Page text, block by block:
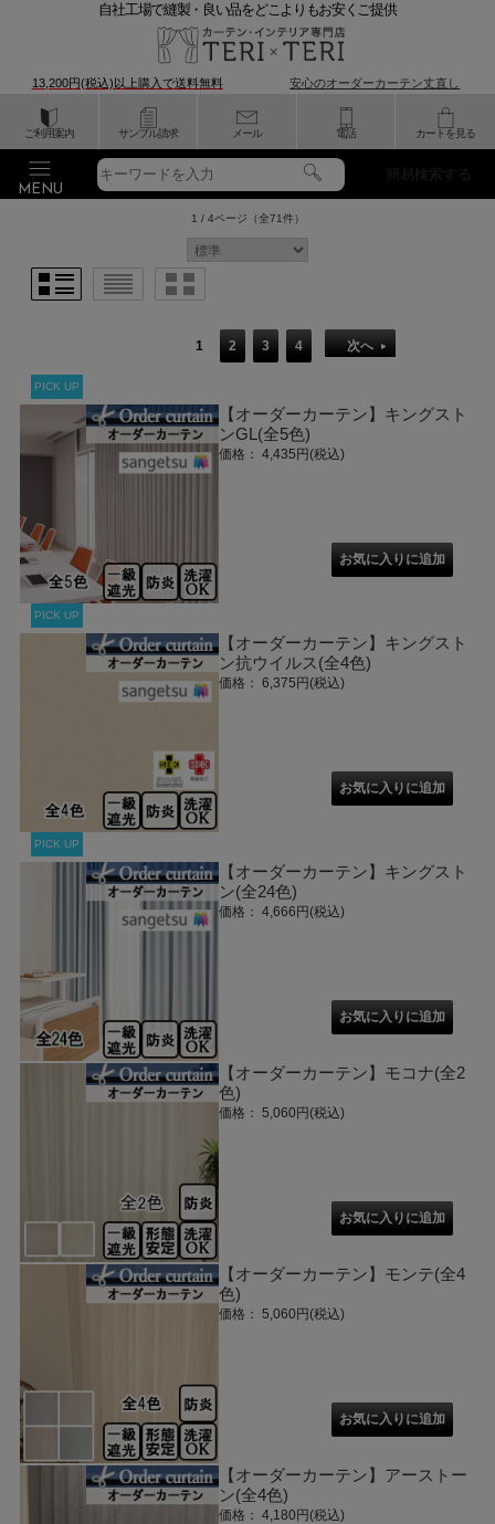
ご利用案内 サンプル請求 メール 電話 カートを見る
自社工場で縫製・良い品をどこよりもお安くご提供
13,200円(税込)以上購入で送料無料 安心のオーダーカーテン丈直し
簡易検索する
1 / 4ページ （全71件）
1 2 3 4 次へ
PICK UP
【オーダーカーテン】キングスト
ンGL(全5色)
価格： 4,435円(税込)
PICK UP
【オーダーカーテン】キングスト
ン抗ウイルス(全4色)
価格： 6,375円(税込)
PICK UP
【オーダーカーテン】キングスト
ン(全24色)
価格： 4,666円(税込)
【オーダーカーテン】モコナ(全2
色)
価格： 5,060円(税込)
【オーダーカーテン】モンテ(全4
色)
価格： 5,060円(税込)
【オーダーカーテン】アーストー
ン(全4色)
価格： 4,180円(税込)